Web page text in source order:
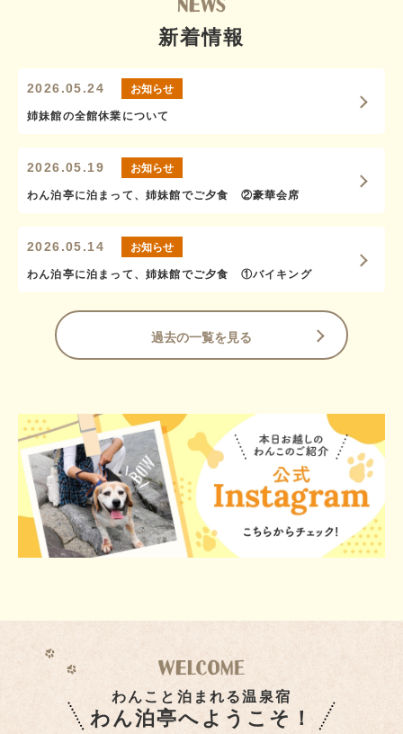
新着情報
2026.05.24 お知らせ
姉妹館の全館休業について
2026.05.19 お知らせ
わん泊亭に泊まって、姉妹館でご夕食 ②豪華会席
2026.05.14 お知らせ
わん泊亭に泊まって、姉妹館でご夕食 ①バイキング
過去の一覧を見る
わんこと泊まれる温泉宿
わん泊亭へようこそ！